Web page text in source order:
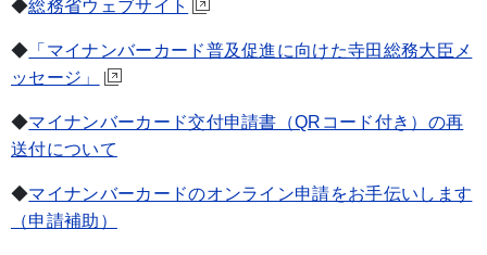
◆総務省ウェブサイト
◆ 「マイナンバーカード普及促進に向けた寺田総務大臣メ
ッセージ」
◆マイナンバーカード交付申請書（QRコード付き）の再
送付について
◆マイナンバーカードのオンライン申請をお手伝いします
（申請補助）